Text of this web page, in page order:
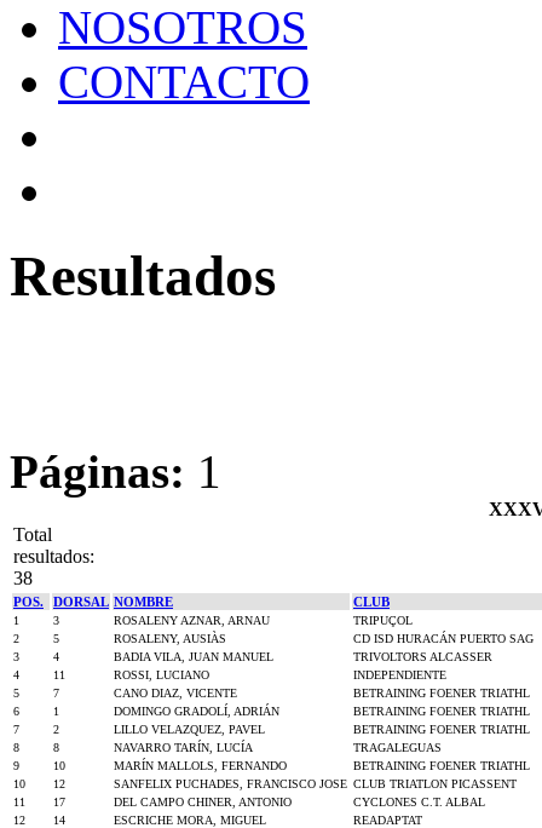
NOSOTROS
CONTACTO
Resultados
Páginas: 1
Total
resultados:
38
POS. DORSAL NOMBRE CLUB
1 3 ROSALENY AZNAR, ARNAU
TRIPUÇOL
2
5 ROSALENY, AUSIÀS
CD ISD HURACÁN PUERTO SAG
3
4 BADIA VILA, JUAN MANUEL
TRIVOLTORS ALCASSER
4
11 ROSSI, LUCIANO
INDEPENDIENTE
5
7 CANO DIAZ, VICENTE
BETRAINING FOENER TRIATHL
6
1 DOMINGO GRADOLÍ, ADRIÁN
BETRAINING FOENER TRIATHL
7
2 LILLO VELAZQUEZ, PAVEL
BETRAINING FOENER TRIATHL
8
8 NAVARRO TARÍN, LUCÍA
TRAGALEGUAS
9
10 MARÍN MALLOLS, FERNANDO
BETRAINING FOENER TRIATHL
10
12 SANFELIX PUCHADES, FRANCISCO JOSE CLUB TRIATLON PICASSENT
11
17 DEL CAMPO CHINER, ANTONIO
CYCLONES C.T. ALBAL
12
14 ESCRICHE MORA, MIGUEL
READAPTAT